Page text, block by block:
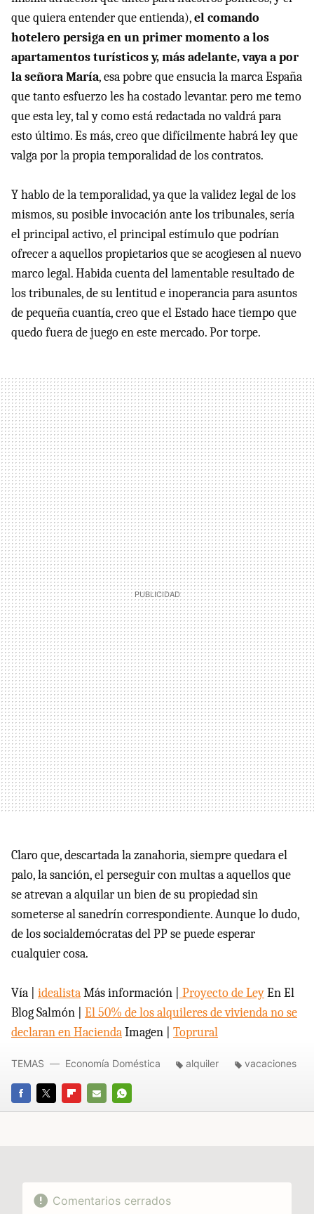
que quiera entender que entienda),el comando
hotelero persiga en un primer momento a los
apartamentos turísticos y, más adelante, vaya a por
la señora María, esa pobre que ensucia la marca España
que tanto esfuerzo les ha costado levantar. pero me temo
que esta ley, tal y como está redactada no valdrá para
esto último. Es más, creo que difícilmente habrá ley que
valga por la propia temporalidad de los contratos.
Y hablo de la temporalidad, ya que la validez legal de los
mismos, su posible invocación ante los tribunales, sería
el principal activo, el principal estímulo que podrían
ofrecer a aquellos propietarios que se acogiesen al nuevo
marco legal. Habida cuenta del lamentable resultado de
los tribunales, de su lentitud e inoperancia para asuntos
de pequeña cuantía, creo que el Estado hace tiempo que
quedo fuera de juego en este mercado. Por torpe.
Claro que, descartada la zanahoria, siempre quedara el
palo, la sanción, el perseguir con multas a aquellos que
se atrevan a alquilar un bien de su propiedad sin
someterse al sanedrín correspondiente. Aunque lo dudo,
de los socialdemócratas del PP se puede esperar
cualquier cosa.
Vía | idealistaMás información | Proyecto de LeyEn El
Blog Salmón | El 50% de los alquileres de vivienda no se
declaran en HaciendaImagen | Toprural
FACEBOOK
TWITTERFLIPBOARD
E-
WHATSAPP
TEMAS Economía Doméstica alquiler vacaciones
Comentarios cerrados